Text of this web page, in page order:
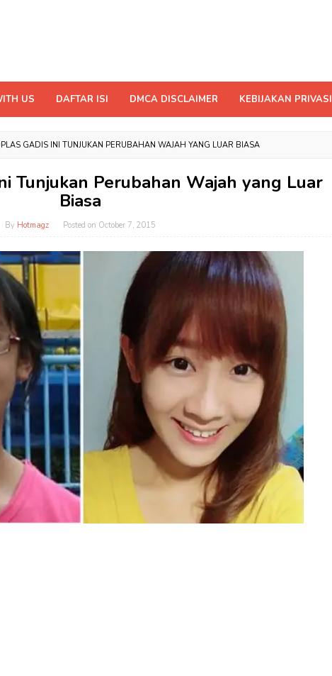
US DAFTAR ISI DMCA DISCLAIMER KEBIJAKAN PRIVASI
GADIS INI TUNJUKAN PERUBAHAN WAJAH YANG LUAR BIASA
Tunjukan Perubahan Wajah yang Luar
Biasa
By Hotmagz Posted on October 7, 2015